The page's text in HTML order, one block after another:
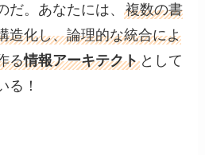
だ。あなたには、複数の書
造化し、論理的な統合によ
る情報アーキテクト として
る！